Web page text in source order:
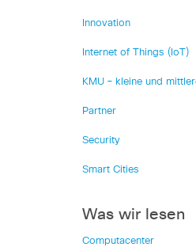
Innovation
Internet of Things (IoT)
KMU – kleine und
Partner
Security
Smart Cities
Was wir lesen
Computacenter